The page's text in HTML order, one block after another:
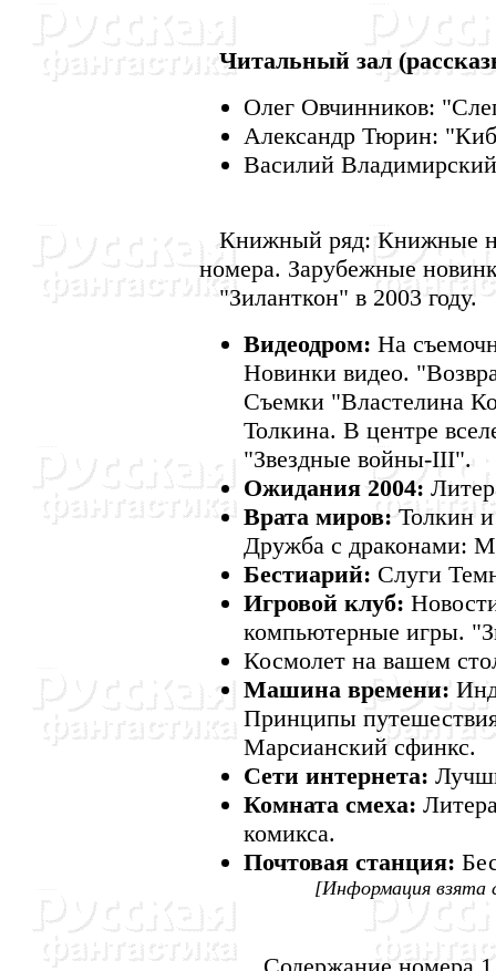
Читальный зал
Олег Овчинников:
Александр Тюрин:
Василий
Книжный ряд: Книжные
номера. Зарубежные
"Зиланткон" в 2003 году.
Видеодром: Hа
Hовинки видео.
Съемки "Властелина
Толкина. В центре
"Звездные войны-III".
Ожидания 2004:
Врата миров:Толкин
Дружба с драконами:
Бестиарий: Слуги
Игровой клуб:
компьютерные игры.
Космолет на вашем
Машина времени:
Принципы
Марсианский сфинкс.
Сети интернета:
Комната смеха:
комикса.
Почтовая станция:
[Информация взята